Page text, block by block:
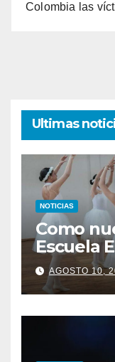
Colombia las
Ultimas
NOTICIAS
Como
Escuela
Ballet
AGOSTO 10,